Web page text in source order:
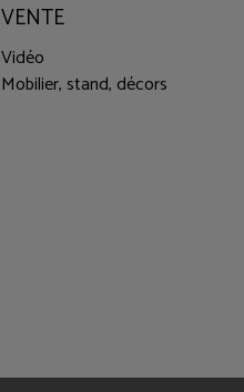
VENTE
Vidéo
Mobilier, stand, décors